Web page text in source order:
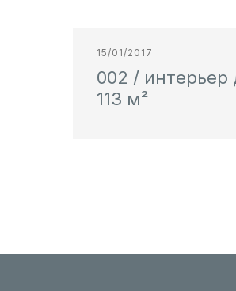
15/01/2017
002 /
113 м²